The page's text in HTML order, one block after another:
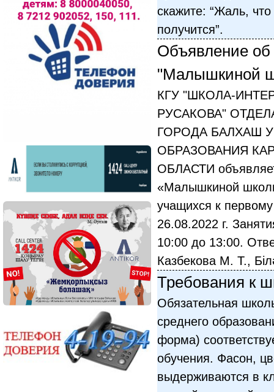
скажите: “Жаль,
получится”.
Объявление об
"Малышкиной
КГУ "ШКОЛА-
РУСАКОВА"
ГОРОДА БАЛХАШ
ОБРАЗОВАНИЯ
ОБЛАСТИ
«Малышкиной
учащихся к
26.08.2022 г.
10:00 до 13:00.
Казбекова М. Т.,
Требования к
Обязательная
среднего
форма)
обучения. Фасон,
выдерживаются в